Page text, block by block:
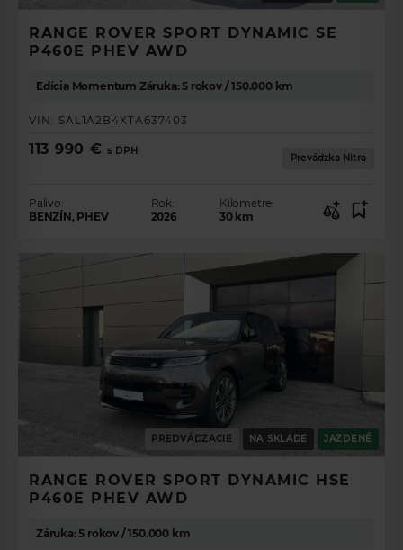
RANGE ROVER SPORT DYNAMIC SE
P460E PHEV AWD
Edícia Momentum Záruka: 5 rokov / 150.000 km
VIN: SAL1A2B4XTA637403
113 990 € s DPH
Prevádzka Nitra
Palivo:
BENZÍN, PHEV
Rok:
2026
Kilometre:
30 km
PREDVÁDZACIE NA SKLADE JAZDENÉ
RANGE ROVER SPORT DYNAMIC HSE
P460E PHEV AWD
Záruka: 5 rokov / 150.000 km